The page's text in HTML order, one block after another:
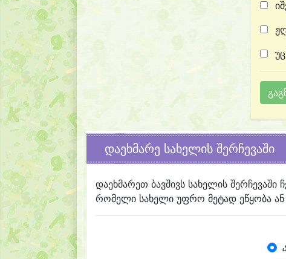
დაეხმარე სახელის შერჩევაში
დაეხმარეთ ბავშივს სახელის
რომელი სახელი უფრო მეტად ეწყობა ან